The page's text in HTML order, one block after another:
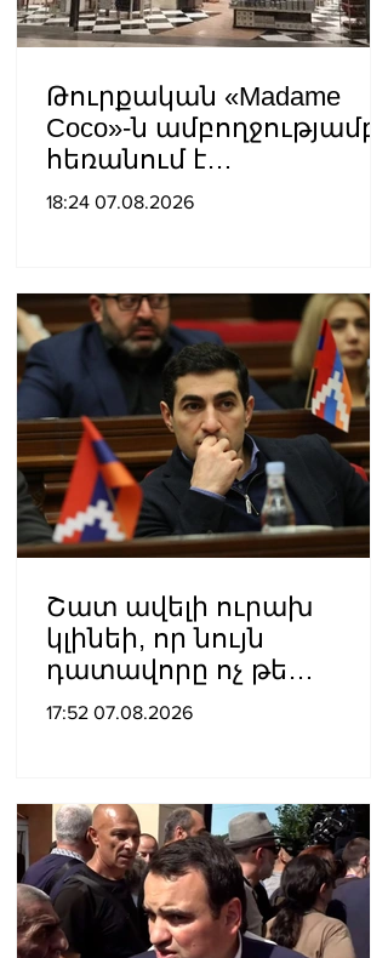
Թուրքական «Madame
Coco»-ն ամբողջությամբ
հեռանում է
Ռուսաստանից․ կփակվի
18:24 07.08.2026
Շատ ավելի ուրախ
կլինեի, որ նույն
դատավորը ոչ թե
բացարկ հայտներ, այլ
17:52 07.08.2026